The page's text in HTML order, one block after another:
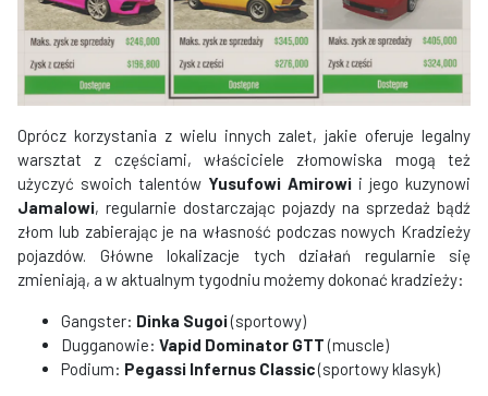
Oprócz korzystania z wielu innych zalet, jakie oferuje legalny
warsztat z częściami, właściciele złomowiska mogą też
użyczyć swoich talentów Yusufowi Amirowi i jego kuzynowi
Jamalowi, regularnie dostarczając pojazdy na sprzedaż bądź
złom lub zabierając je na własność podczas nowych Kradzieży
pojazdów. Główne lokalizacje tych działań regularnie się
zmieniają, a w aktualnym tygodniu możemy dokonać kradzieży:
Gangster: Dinka Sugoi(sportowy)
Dugganowie: Vapid Dominator GTT(muscle)
Podium: Pegassi Infernus Classic(sportowy klasyk)